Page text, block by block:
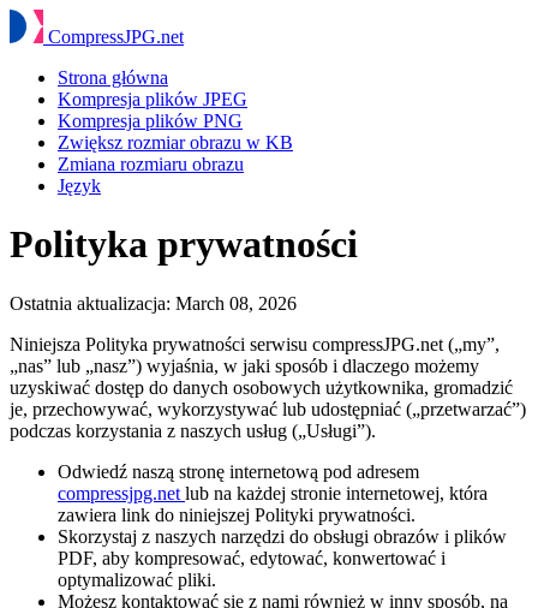
CompressJPG.net
Strona główna
Kompresja plików JPEG
Kompresja plików PNG
Zwiększ rozmiar obrazu w KB
Zmiana rozmiaru obrazu
Język
Polityka prywatności
Ostatnia aktualizacja: March 08, 2026
Niniejsza Polityka prywatności serwisu compressJPG.net („my”,
„nas” lub „nasz”) wyjaśnia, w jaki sposób i dlaczego możemy
uzyskiwać dostęp do danych osobowych użytkownika, gromadzić
je, przechowywać, wykorzystywać lub udostępniać („przetwarzać”)
podczas korzystania z naszych usług („Usługi”).
Odwiedź naszą stronę internetową pod adresem
compressjpg.net lub na każdej stronie internetowej, która
zawiera link do niniejszej Polityki prywatności.
Skorzystaj z naszych narzędzi do obsługi obrazów i plików
PDF, aby kompresować, edytować, konwertować i
optymalizować pliki.
Możesz kontaktować się z nami również w inny sposób, na